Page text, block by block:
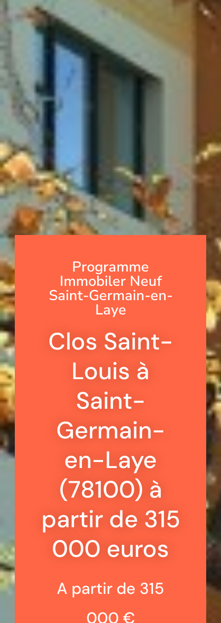
Programme
Immobiler Neuf
Saint-Germain-en-
Laye
Clos Saint-
Louis à
Saint-
Germain-
en-Laye
(78100) à
partir de 315
000 euros
A partir de 315
000 €